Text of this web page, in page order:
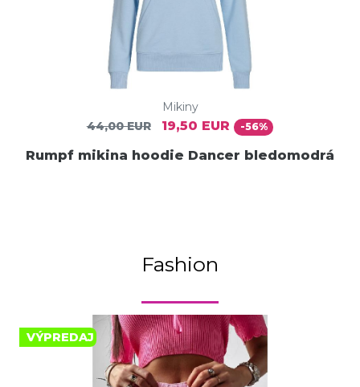
Mikiny
44,00 EUR
19,50 EUR -56%
Rumpf mikina hoodie Dancer bledomodrá
Fashion
VÝPREDAJ